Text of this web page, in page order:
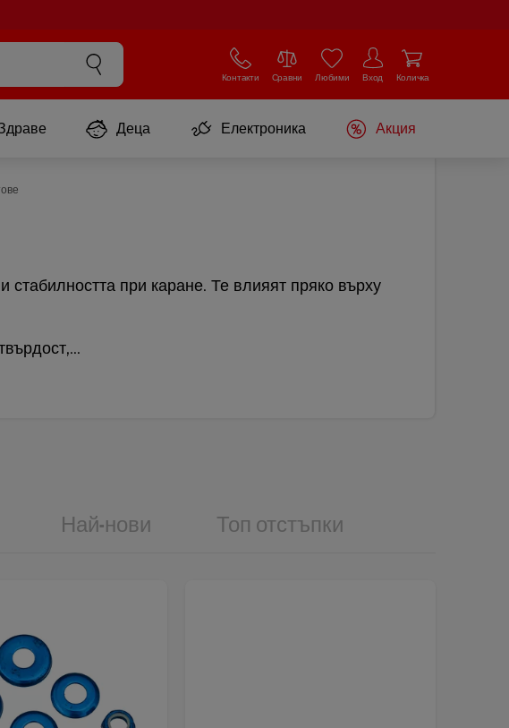
Контакти Сравни Любими Вход Количка
Деца Електроника Акция
стабилността при каране. Те влияят пряко върху
Най-нови Топ отстъпки